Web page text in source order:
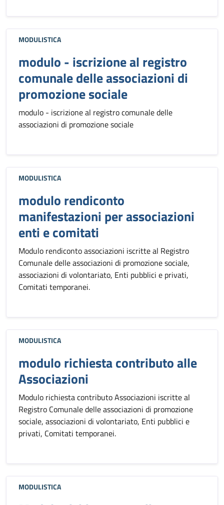
MODULISTICA
modulo - iscrizione al registro
comunale delle associazioni di
promozione sociale
modulo - iscrizione al registro comunale delle
associazioni di promozione sociale
MODULISTICA
modulo rendiconto
manifestazioni per associazioni
enti e comitati
Modulo rendiconto associazioni iscritte al Registro
Comunale delle associazioni di promozione sociale,
associazioni di volontariato, Enti pubblici e privati,
Comitati temporanei.
MODULISTICA
modulo richiesta contributo alle
Associazioni
Modulo richiesta contributo Associazioni iscritte al
Registro Comunale delle associazioni di promozione
sociale, associazioni di volontariato, Enti pubblici e
privati, Comitati temporanei.
MODULISTICA